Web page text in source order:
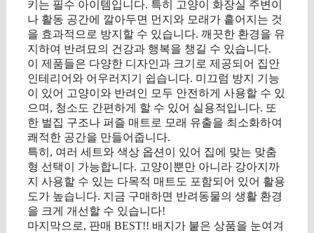
키는 필수 아이템입니다. 특히 고양이 화장실 주변이
나 활동 공간에 깔아두면 먼지와 모래가 흩어지는 것
을 효과적으로 방지할 수 있습니다. 깨끗한 환경을 유
지하여 반려묘의 건강과 행복을 챙길 수 있습니다.
이 제품들은 다양한 디자인과 크기로 제공되어 집안
인테리어와 어우러지기 쉽습니다. 미끄럼 방지 기능
이 있어 고양이와 반려인 모두 안전하게 사용할 수 있
으며, 청소도 간편하게 할 수 있어 실용적입니다. 또
한 벌집 구조나 퍼즐 매트로 모래 유출을 최소화하여
쾌적한 공간을 만들어줍니다.
특히, 여러 세트와 색상 옵션이 있어 집에 맞는 맞춤
형 선택이 가능합니다. 고양이뿐만 아니라 강아지까
지 사용할 수 있는 다목적 매트도 포함되어 있어 활용
도가 높습니다. 지금 구매하면 반려동물의 생활 환경
을 크게 개선할 수 있습니다!
마지막으로, 판매 BEST!! 배지가 붙은 상품을 눈여겨